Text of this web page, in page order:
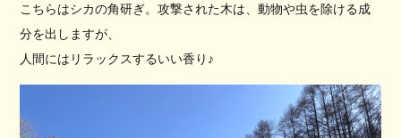
こちらはシカの角研ぎ。攻撃された木は、動物や虫を除ける成
分を出しますが、
人間にはリラックスするいい香り♪